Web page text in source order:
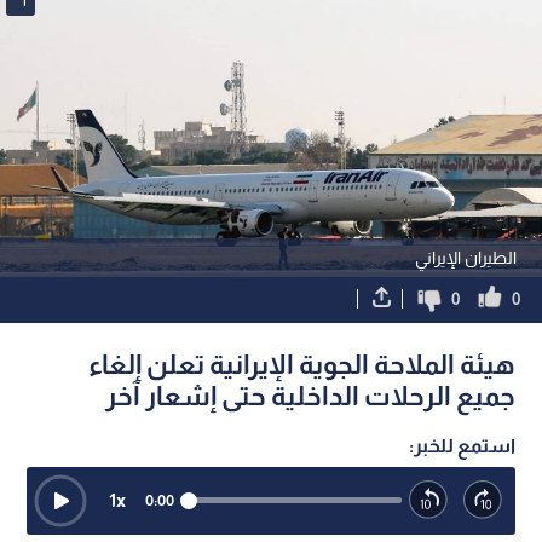
الطيران الإيراني
0
0
هيئة الملاحة الجوية الإيرانية تعلن إلغاء
جميع الرحلات الداخلية حتى إشعار آخر
استمع للخبر:
0:00
1x